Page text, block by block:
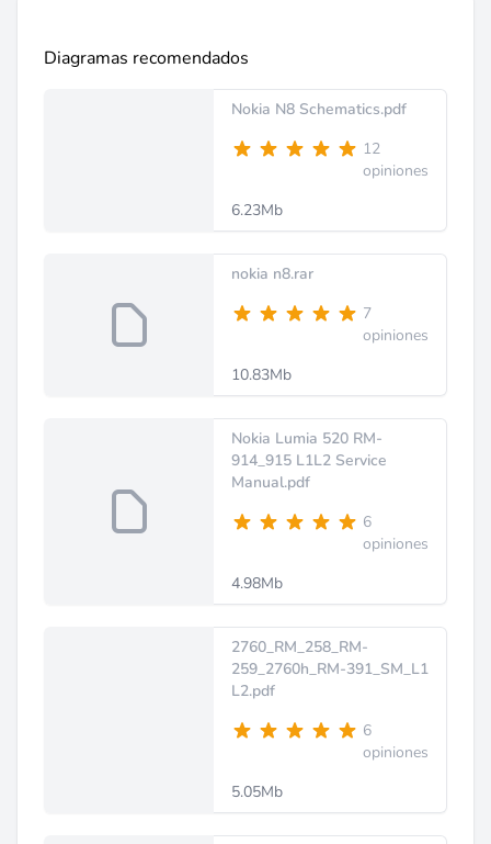
Diagramas recomendados
Nokia N8 Schematics.pdf
12
opiniones
6.23Mb
nokia n8.rar
7
opiniones
10.83Mb
Nokia Lumia 520 RM-
914_915 L1L2 Service
Manual.pdf
6
opiniones
4.98Mb
2760_RM_258_RM-
259_2760h_RM-391_SM_L1
L2.pdf
6
opiniones
5.05Mb